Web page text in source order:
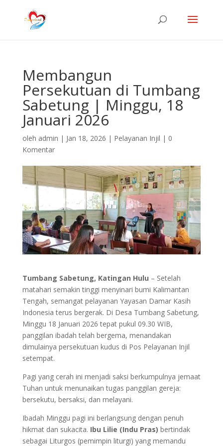
Membangun
Persekutuan di Tumbang
Sabetung | Minggu, 18
Januari 2026
oleh admin | Jan 18, 2026 | Pelayanan Injil | 0
Komentar
Tumbang Sabetung, Katingan Hulu – Setelah
matahari semakin tinggi menyinari bumi Kalimantan
Tengah, semangat pelayanan Yayasan Damar Kasih
Indonesia terus bergerak. Di Desa Tumbang Sabetung,
Minggu 18 Januari 2026 tepat pukul 09.30 WIB,
panggilan ibadah telah bergema, menandakan
dimulainya persekutuan kudus di Pos Pelayanan Injil
setempat.
Pagi yang cerah ini menjadi saksi berkumpulnya jemaat
Tuhan untuk menunaikan tugas panggilan gereja:
bersekutu, bersaksi, dan melayani.
Ibadah Minggu pagi ini berlangsung dengan penuh
hikmat dan sukacita. Ibu Lilie (Indu Pras) bertindak
sebagai Liturgos (pemimpin liturgi) yang memandu